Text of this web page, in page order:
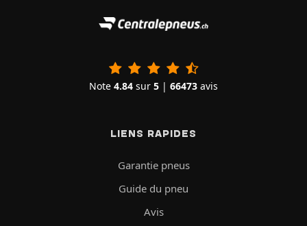
Note 4.84 sur 5 | 66473 avis
LIENS RAPIDES
Garantie pneus
Guide du pneu
Avis